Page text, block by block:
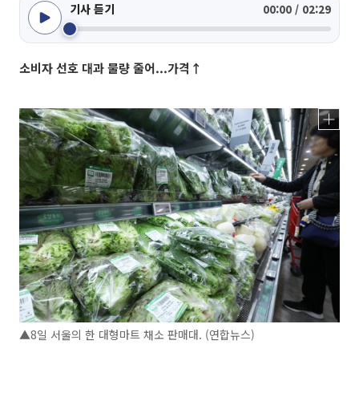
기사 듣기 00:00 / 02:29
소비자 선호 대과 물량 줄어...가격↑
▲8일 서울의 한 대형마트 채소 판매대. (연합뉴스)